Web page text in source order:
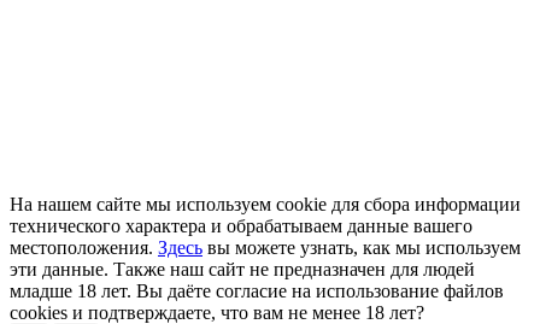
На нашем сайте мы используем cookie для сбора информации
технического характера и обрабатываем данные вашего
местоположения. Здесь вы можете узнать, как мы используем
эти данные. Также наш сайт не предназначен для людей
младше 18 лет. Вы даёте согласие на использование файлов
cookies и подтверждаете, что вам не менее 18 лет?